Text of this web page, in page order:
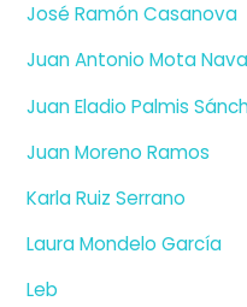
José Ramón Casanova
Juan Antonio Mota
Juan Eladio Palmis
Juan Moreno Ramos
Karla Ruiz Serrano
Laura Mondelo García
Leb